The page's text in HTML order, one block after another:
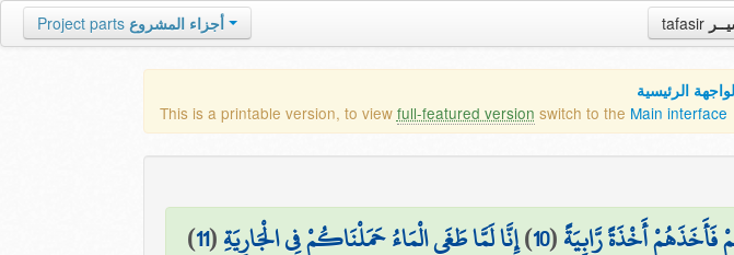
tafasir
Project parts أجزاء المشروع
الرئيسية
This is a printable version, to view full-featured version switch to the Main interface
أَخْذَةً رَّابِيَةً(
10
)إِنَّا لَمَّا طَغَى الْمَاءُ حَمَلْنَاكُمْ فِي الْجَارِيَةِ(
11
)